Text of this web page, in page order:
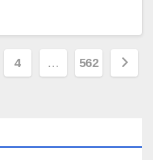
4 … 562